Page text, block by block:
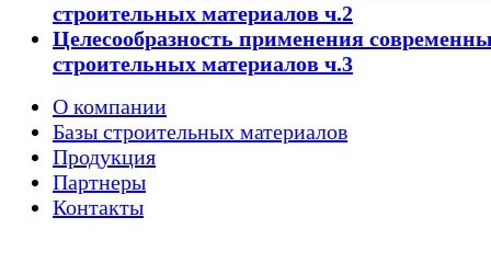
строительных материалов ч.2
Целесообразность применения
строительных материалов ч.3
О компании
Базы строительных материалов
Продукция
Партнеры
Контакты